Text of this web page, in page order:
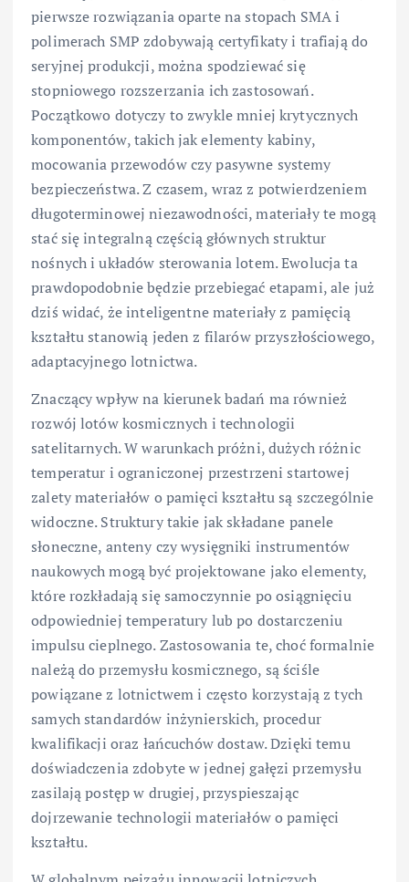
pierwsze rozwiązania oparte na stopach SMA i
polimerach SMP zdobywają certyfikaty i trafiają do
seryjnej produkcji, można spodziewać się
stopniowego rozszerzania ich zastosowań.
Początkowo dotyczy to zwykle mniej krytycznych
komponentów, takich jak elementy kabiny,
mocowania przewodów czy pasywne systemy
bezpieczeństwa. Z czasem, wraz z potwierdzeniem
długoterminowej niezawodności, materiały te mogą
stać się integralną częścią głównych struktur
nośnych i układów sterowania lotem. Ewolucja ta
prawdopodobnie będzie przebiegać etapami, ale już
dziś widać, że inteligentne materiały z pamięcią
kształtu stanowią jeden z filarów przyszłościowego,
adaptacyjnego lotnictwa.
Znaczący wpływ na kierunek badań ma również
rozwój lotów kosmicznych i technologii
satelitarnych. W warunkach próżni, dużych różnic
temperatur i ograniczonej przestrzeni startowej
zalety materiałów o pamięci kształtu są szczególnie
widoczne. Struktury takie jak składane panele
słoneczne, anteny czy wysięgniki instrumentów
naukowych mogą być projektowane jako elementy,
które rozkładają się samoczynnie po osiągnięciu
odpowiedniej temperatury lub po dostarczeniu
impulsu cieplnego. Zastosowania te, choć formalnie
należą do przemysłu kosmicznego, są ściśle
powiązane z lotnictwem i często korzystają z tych
samych standardów inżynierskich, procedur
kwalifikacji oraz łańcuchów dostaw. Dzięki temu
doświadczenia zdobyte w jednej gałęzi przemysłu
zasilają postęp w drugiej, przyspieszając
dojrzewanie technologii materiałów o pamięci
kształtu.